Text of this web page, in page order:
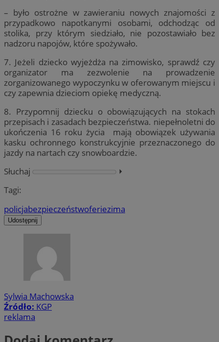
– było ostrożne w zawieraniu nowych znajomości z
przypadkowo napotkanymi osobami, odchodząc od
stolika, przy którym siedziało, nie pozostawiało bez
nadzoru napojów, które spożywało.
7. Jeżeli dziecko wyjeżdża na zimowisko, sprawdź czy
organizator ma zezwolenie na prowadzenie
zorganizowanego wypoczynku w oferowanym miejscu i
czy zapewnia dzieciom opiekę medyczną.
8. Przypomnij dziecku o obowiązujących na stokach
przepisach i zasadach bezpieczeństwa. niepełnoletni do
ukończenia 16 roku życia mają obowiązek używania
kasku ochronnego konstrukcyjnie przeznaczonego do
jazdy na nartach czy snowboardzie.
Słuchaj
⏵︎
Tagi:
policjabezpieczeństwoferiezima
Udostępnij
Sylwia Machowska
Źródło: KGP
reklama